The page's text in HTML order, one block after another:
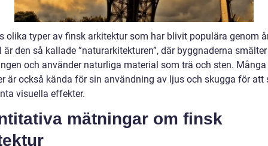
olika typer av finsk arkitektur som har blivit populära genom
är den så kallade ”naturarkitekturen”, där byggnaderna
och använder naturliga material som trä och sten.
är också kända för sin användning av ljus och skugga för att
visuella effekter.
mätningar om finsk